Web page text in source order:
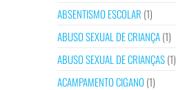
ABSENTISMO ESCOLAR (1)
ABUSO SEXUAL DE CRIANÇA(1)
ABUSO SEXUAL DE CRIANÇAS(1)
ACAMPAMENTO CIGANO (1)